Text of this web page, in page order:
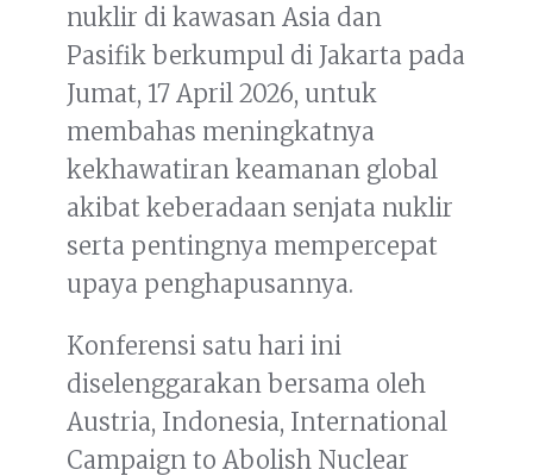
nuklir di kawasan Asia dan
Pasifik berkumpul di Jakarta pada
Jumat, 17 April 2026, untuk
membahas meningkatnya
kekhawatiran keamanan global
akibat keberadaan senjata nuklir
serta pentingnya mempercepat
upaya penghapusannya.
Konferensi satu hari ini
diselenggarakan bersama oleh
Austria, Indonesia, International
Campaign to Abolish Nuclear